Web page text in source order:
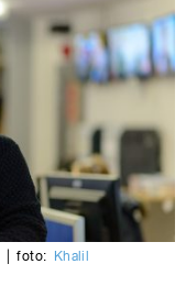
foto:
Khalil